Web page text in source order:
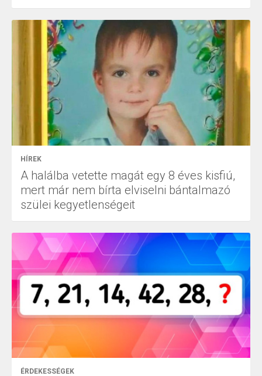
HÍREK
A halálba vetette magát egy 8 éves kisfiú,
mert már nem bírta elviselni bántalmazó
szülei kegyetlenségeit
ÉRDEKESSÉGEK